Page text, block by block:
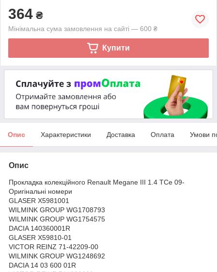
364 ₴
Мінімальна сума замовлення на сайті — 600 ₴
Купити
Опис Характеристики Доставка Оплата Умови
Опис
Прокладка колекційного Renault Megane III 1.4 TCe 09-
Оригінальні номери
GLASER X5981001
WILMINK GROUP WG1708793
WILMINK GROUP WG1754575
DACIA 140360001R
GLASER X59810-01
VICTOR REINZ 71-42209-00
WILMINK GROUP WG1248692
DACIA 14 03 600 01R